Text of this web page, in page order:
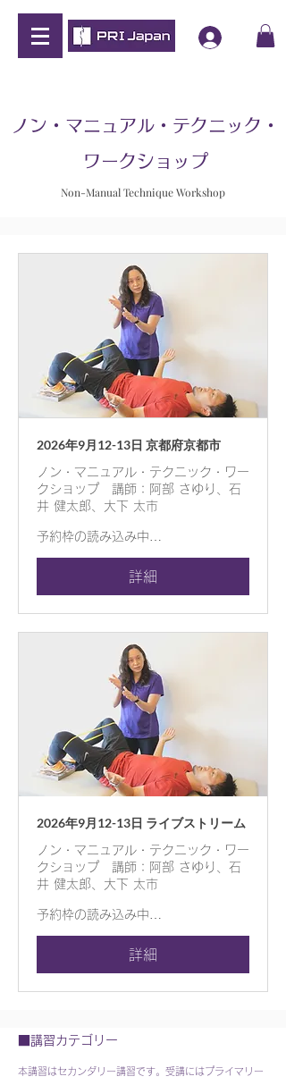
ノン・マニュアル・テクニック・
ワークショップ
Non-Manual Technique Workshop
2026年9月12-13日 京都府京都市
ノン・マニュアル・テクニック・ワー
クショップ 講師：阿部 さゆり、石
井 健太郎、大下 太市
予約枠の読み込み中…
詳細
2026年9月12-13日 ライブストリーム
ノン・マニュアル・テクニック・ワー
クショップ 講師：阿部 さゆり、石
井 健太郎、大下 太市
予約枠の読み込み中…
詳細
■講習カテゴリー
本講習はセカンダリー講習です。受講にはプライマリー